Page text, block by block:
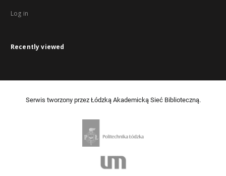
Log in
Recently viewed
Serwis tworzony przez Łódzką Akademicką Sieć Biblioteczną.